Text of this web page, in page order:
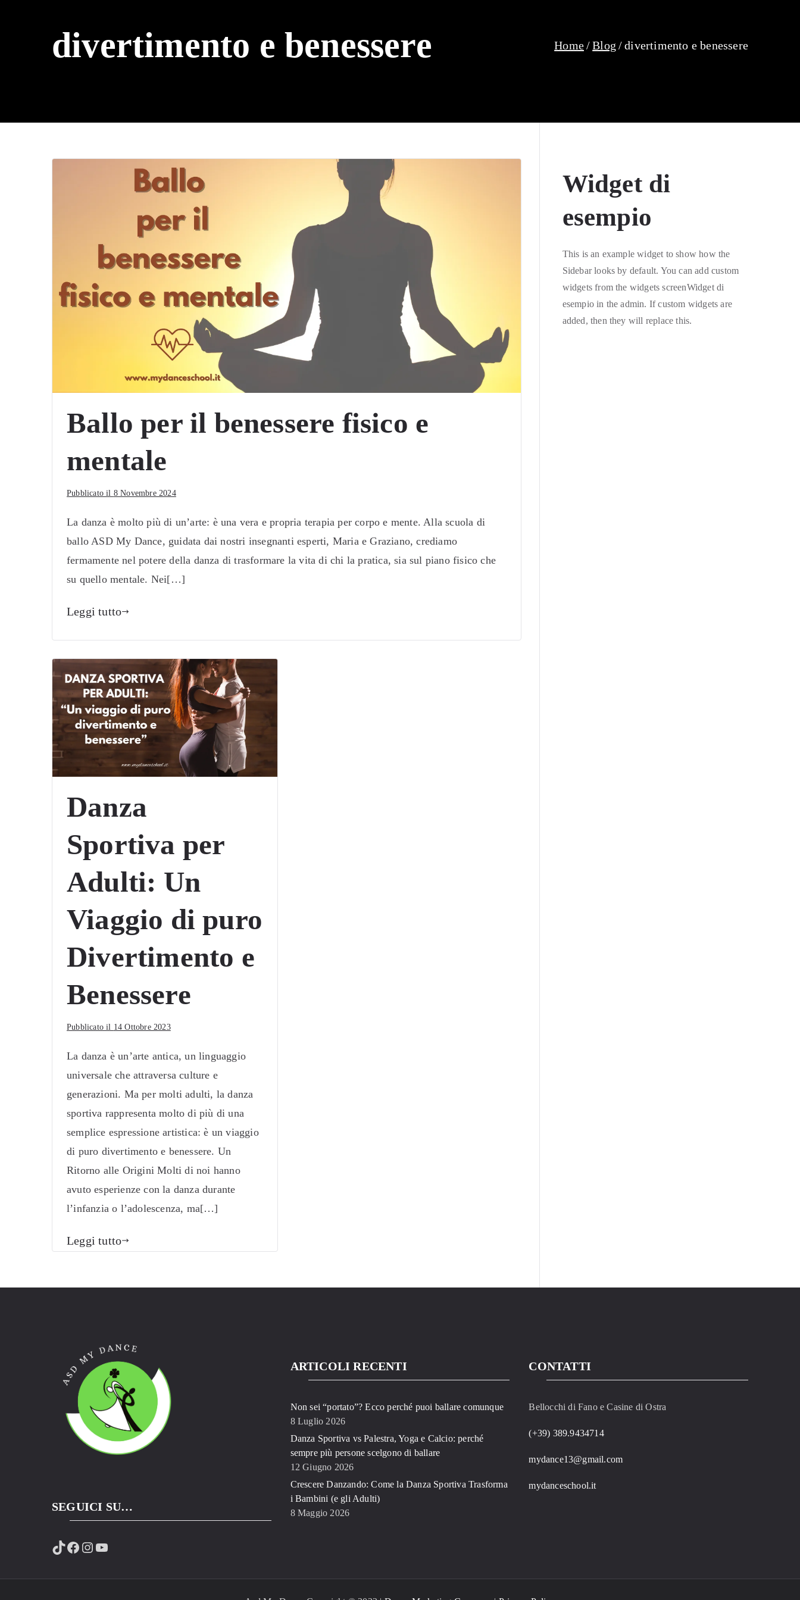
divertimento e benessere Home Blog divertimento e benessere
Ballo per il benessere fisico e
mentale
Pubblicato il 8 Novembre 2024
La danza è molto più di un’arte: è una vera e propria terapia per corpo e mente. Alla scuola di
ballo ASD My Dance, guidata dai nostri insegnanti esperti, Maria e Graziano, crediamo
fermamente nel potere della danza di trasformare la vita di chi la pratica, sia sul piano fisico che
su quello mentale. Nei[…]
Leggi tutto
Danza
Sportiva per
Adulti: Un
Viaggio di puro
Divertimento e
Benessere
Pubblicato il 14 Ottobre 2023
La danza è un’arte antica, un linguaggio
universale che attraversa culture e
generazioni. Ma per molti adulti, la danza
sportiva rappresenta molto di più di una
semplice espressione artistica: è un viaggio
di puro divertimento e benessere. Un
Ritorno alle Origini Molti di noi hanno
avuto esperienze con la danza durante
l’infanzia o l’adolescenza, ma[…]
Leggi tutto
Widget di
esempio
This is an example widget to show how the
Sidebar looks by default. You can add custom
widgets from the widgets screenWidget di
esempio in the admin. If custom widgets are
added, then they will replace this.
SEGUICI SU…
TikTok
Facebook
Instagram
YouTube
ARTICOLI RECENTI
Non sei “portato”? Ecco perché puoi ballare comunque
8 Luglio 2026
Danza Sportiva vs Palestra, Yoga e Calcio: perché
sempre più persone scelgono di ballare
12 Giugno 2026
Crescere Danzando: Come la Danza Sportiva Trasforma
i Bambini (e gli Adulti)
8 Maggio 2026
CONTATTI
Bellocchi di Fano e Casine di Ostra
(+39) 389.9434714
mydance13@gmail.com
mydanceschool.it